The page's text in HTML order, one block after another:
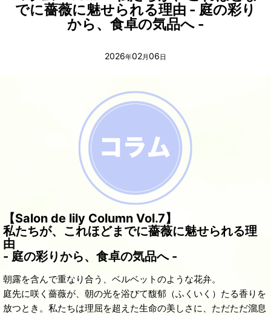
でに薔薇に魅せられる理由 - 庭の彩り
から、食卓の気品へ -
2026年02月06日
【Salon de lily Column Vol.7】
私たちが、これほどまでに薔薇に魅せられる理
由
- 庭の彩りから、食卓の気品へ -
朝露を含んで重なり合う、ベルベットのような花弁。
庭先に咲く薔薇が、朝の光を浴びて馥郁（ふくいく）たる香りを
放つとき。私たちは理屈を超えた生命の美しさに、ただただ溜息